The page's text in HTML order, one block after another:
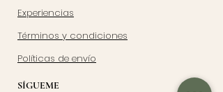
Experiencias
Términos y condiciones
Políticas de envío
SÍGUEME